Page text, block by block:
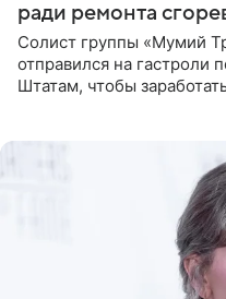
ради ремонта
Солист группы «Мумий
отправился на
Штатам, чтобы